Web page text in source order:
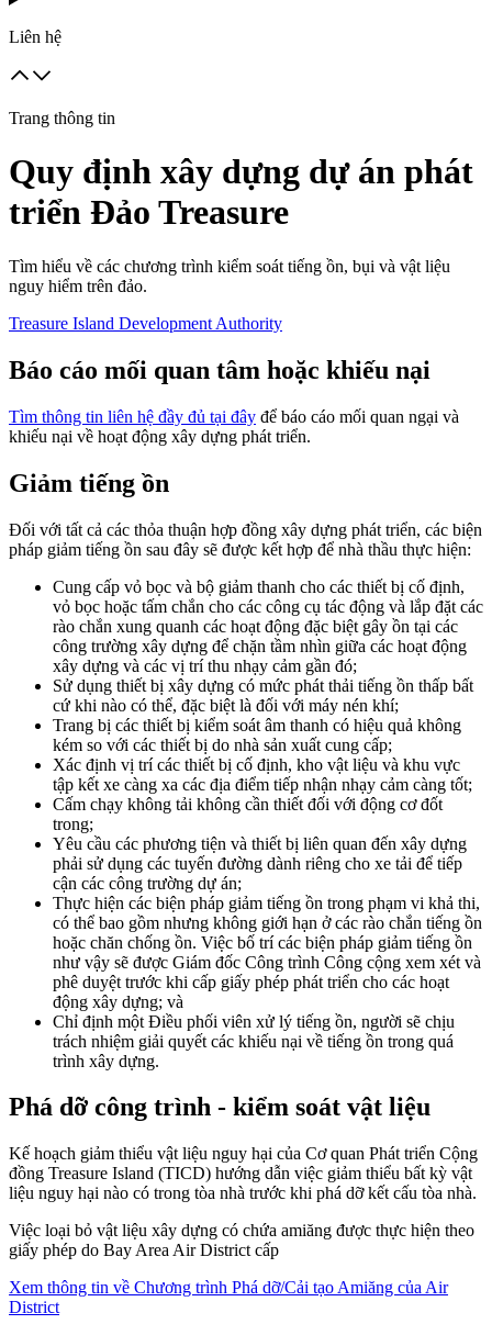
Liên hệ
Trang thông tin
Quy định xây dựng dự án phát
triển Đảo Treasure
Tìm hiểu về các chương trình kiểm soát tiếng ồn, bụi và vật liệu
nguy hiểm trên đảo.
Treasure Island Development Authority
Báo cáo mối quan tâm hoặc khiếu nại
Tìm thông tin liên hệ đầy đủ tại đây để báo cáo mối quan ngại và
khiếu nại về hoạt động xây dựng phát triển.
Giảm tiếng ồn
Đối với tất cả các thỏa thuận hợp đồng xây dựng phát triển, các biện
pháp giảm tiếng ồn sau đây sẽ được kết hợp để nhà thầu thực hiện:
Cung cấp vỏ bọc và bộ giảm thanh cho các thiết bị cố định,
vỏ bọc hoặc tấm chắn cho các công cụ tác động và lắp đặt các
rào chắn xung quanh các hoạt động đặc biệt gây ồn tại các
công trường xây dựng để chặn tầm nhìn giữa các hoạt động
xây dựng và các vị trí thu nhạy cảm gần đó;
Sử dụng thiết bị xây dựng có mức phát thải tiếng ồn thấp bất
cứ khi nào có thể, đặc biệt là đối với máy nén khí;
Trang bị các thiết bị kiểm soát âm thanh có hiệu quả không
kém so với các thiết bị do nhà sản xuất cung cấp;
Xác định vị trí các thiết bị cố định, kho vật liệu và khu vực
tập kết xe càng xa các địa điểm tiếp nhận nhạy cảm càng tốt;
Cấm chạy không tải không cần thiết đối với động cơ đốt
trong;
Yêu cầu các phương tiện và thiết bị liên quan đến xây dựng
phải sử dụng các tuyến đường dành riêng cho xe tải để tiếp
cận các công trường dự án;
Thực hiện các biện pháp giảm tiếng ồn trong phạm vi khả thi,
có thể bao gồm nhưng không giới hạn ở các rào chắn tiếng ồn
hoặc chăn chống ồn. Việc bố trí các biện pháp giảm tiếng ồn
như vậy sẽ được Giám đốc Công trình Công cộng xem xét và
phê duyệt trước khi cấp giấy phép phát triển cho các hoạt
động xây dựng; và
Chỉ định một Điều phối viên xử lý tiếng ồn, người sẽ chịu
trách nhiệm giải quyết các khiếu nại về tiếng ồn trong quá
trình xây dựng.
Phá dỡ công trình - kiểm soát vật liệu
Kế hoạch giảm thiểu vật liệu nguy hại của Cơ quan Phát triển Cộng
đồng Treasure Island (TICD) hướng dẫn việc giảm thiểu bất kỳ vật
liệu nguy hại nào có trong tòa nhà trước khi phá dỡ kết cấu tòa nhà.
Việc loại bỏ vật liệu xây dựng có chứa amiăng được thực hiện theo
giấy phép do Bay Area Air District cấp
Xem thông tin về Chương trình Phá dỡ/Cải tạo Amiăng của Air
District